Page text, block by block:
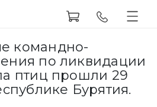
командно-
по ликвидации
птиц прошли 29
Бурятия.